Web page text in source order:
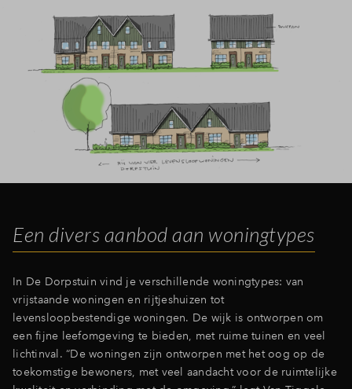
Een divers aanbod aan woningtypes
In De Dorpstuin vind je verschillende woningtypes: van
vrijstaande woningen en rijtjeshuizen tot
levensloopbestendige woningen. De wijk is ontworpen om
een fijne leefomgeving te bieden, met ruime tuinen en veel
lichtinval. “De woningen zijn ontworpen met het oog op de
toekomstige bewoners, met veel aandacht voor de ruimtelijke